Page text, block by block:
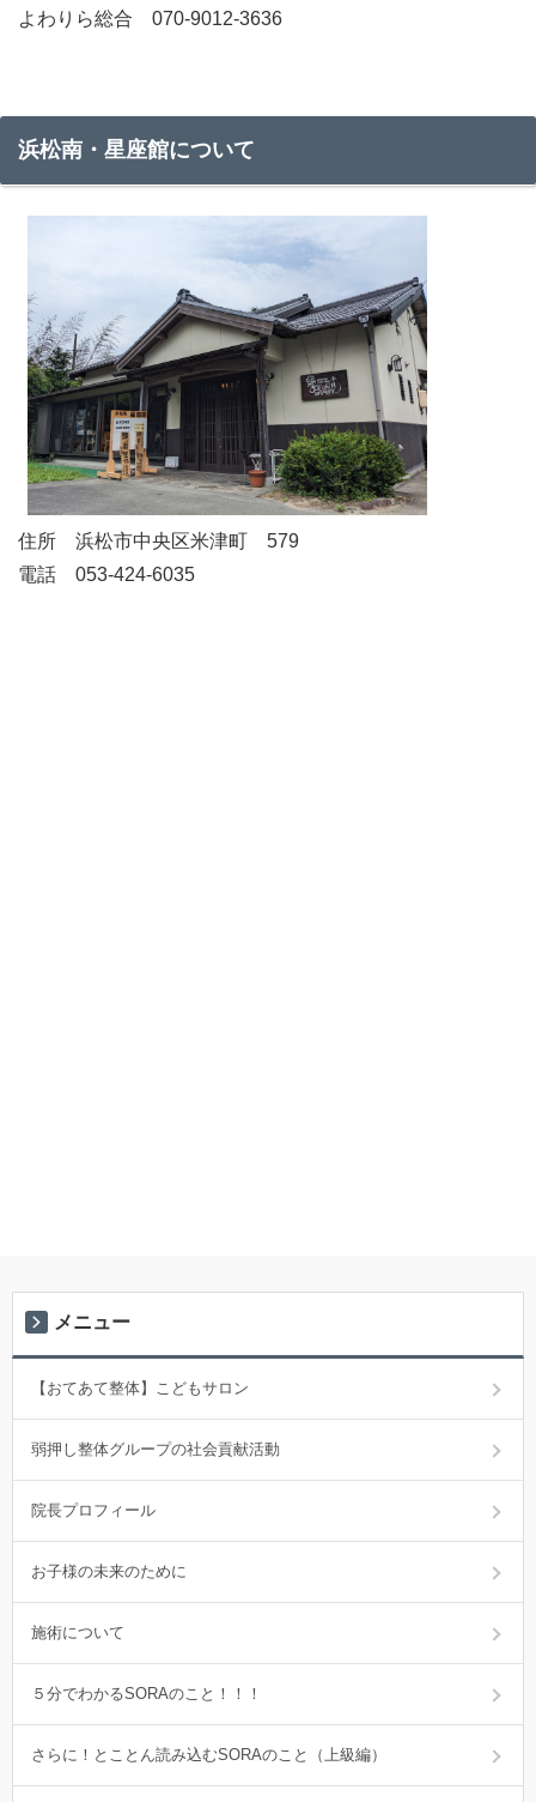
よわりら総合 070-9012-3636
浜松南・星座館について
住所 浜松市中央区米津町 579
電話 053-424-6035
メニュー
【おてあて整体】こどもサロン
弱押し整体グループの社会貢献活動
院長プロフィール
お子様の未来のために
施術について
５分でわかるSORAのこと！！！
さらに！とことん読み込むSORAのこと（上級編）